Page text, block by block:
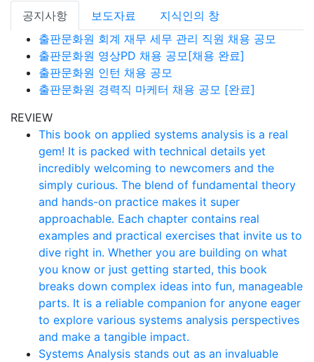
공지사항
보도자료
지식인의 창
출판문화원 회계 재무 세무 관리 직원 채용 공모
출판문화원 영상PD 채용 공모[채용 완료]
출판문화원 인턴 채용 공모
출판문화원 경력직 마케터 채용 공모 [완료]
REVIEW
This book on applied systems analysis is a real
gem! It is packed with technical details yet
incredibly welcoming to newcomers and the
simply curious. The blend of fundamental theory
and hands-on practice makes it super
approachable. Each chapter contains real
examples and practical exercises that invite us to
dive right in. Whether you are building on what
you know or just getting started, this book
breaks down complex ideas into fun, manageable
parts. It is a reliable companion for anyone eager
to explore various systems analysis perspectives
and make a tangible impact.
Systems Analysis stands out as an invaluable